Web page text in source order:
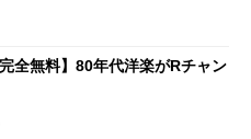
完全無料】80年代洋楽がRチャン